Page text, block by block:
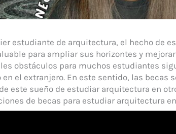
estudiante de arquitectura, el hecho de
para ampliar sus horizontes y
obstáculos para muchos estudiantes
el extranjero. En este sentido, las becas
este sueño de estudiar arquitectura en
de becas para estudiar arquitectura